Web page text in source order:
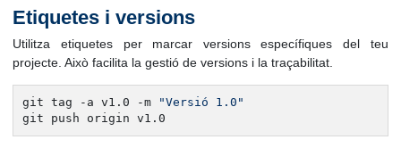
Etiquetes i versions
Utilitza etiquetes per marcar versions específiques del teu
projecte. Això facilita la gestió de versions i la traçabilitat.
git tag -a v1.0 -m
"Versió 1.0"
git push origin v1.0